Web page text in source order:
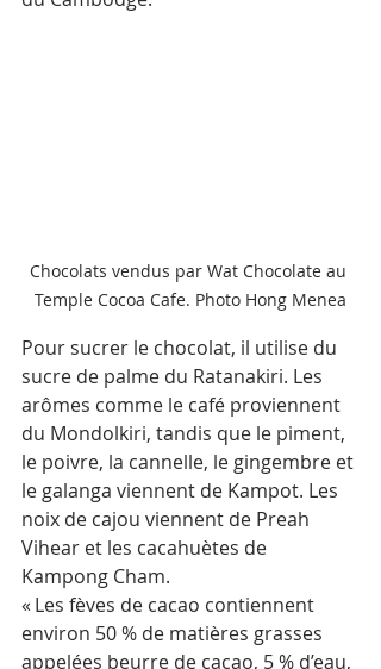
Chocolats vendus par Wat Chocolate au
Temple Cocoa Cafe. Photo Hong Menea
Pour sucrer le chocolat, il utilise du
sucre de palme du Ratanakiri. Les
arômes comme le café proviennent
du Mondolkiri, tandis que le piment,
le poivre, la cannelle, le gingembre et
le galanga viennent de Kampot. Les
noix de cajou viennent de Preah
Vihear et les cacahuètes de
Kampong Cham.
« Les fèves de cacao contiennent
environ 50 % de matières grasses
appelées beurre de cacao, 5 % d’eau,